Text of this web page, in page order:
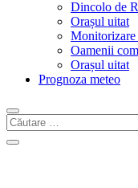
Dincolo de
Orașul uitat
Monitorizare
Oamenii
Orașul uitat
Prognoza meteo